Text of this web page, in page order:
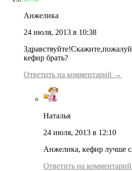
Анжелика
24 июля, 2013 в 10:38
кефир брать?
Ответить на комментарий →
Наталья
24 июля, 2013 в 12:10
Анжелика, кефир лучше
Ответить на